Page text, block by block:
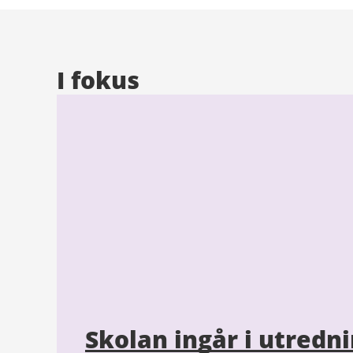
I fokus
Skolan ingår i